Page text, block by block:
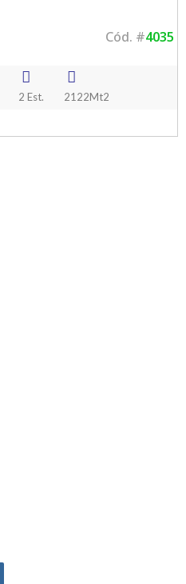
Cód. #4035
2 Est. 2122Mt2